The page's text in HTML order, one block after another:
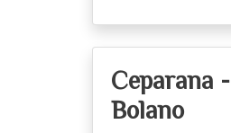
Ceparana -
Bolano